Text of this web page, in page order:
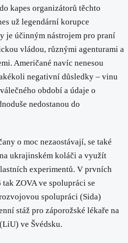
kapes organizátorů těchto
už legendární korupce
je účinným nástrojem pro praní
vládou, různými agenturami a
Američané navíc nenesou
negativní důsledky – vinu
období a údaje o
nedostanou do
o moc nezaostávají, se také
ukrajinském koláči a využít
experimentů. V prvních
ZOVA ve spolupráci se
spolupráci (Sida)
stáž pro záporožské lékaře na
ve Švédsku.